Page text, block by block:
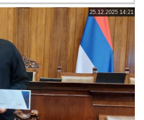
25.12.2025 14:21